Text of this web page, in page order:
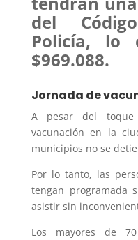
del
Policía, lo
$969.088.
Jornada de
A pesar del
vacunación en la
municipios no se
Por lo tanto, las
tengan programada
asistir sin
Los mayores de